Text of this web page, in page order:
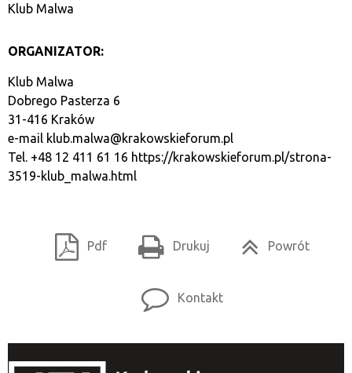
Klub Malwa
ORGANIZATOR:
Klub Malwa
Dobrego Pasterza 6
31-416 Kraków
e-mail klub.malwa@krakowskieforum.pl
Tel. +48 12 411 61 16 https://krakowskieforum.pl/strona-
3519-klub_malwa.html
Pdf Drukuj Powrót
Kontakt